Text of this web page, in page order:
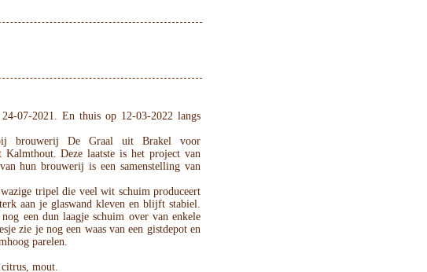
07-2021. En thuis op 12-03-2022 langs
brouwerij De Graal uit Brakel voor
Deze laatste is het project van
hun brouwerij is een samenstelling van
tripel die veel wit schuim produceert
aan je glaswand kleven en blijft stabiel.
een dun laagje schuim over van enkele
zie je nog een waas van een gistdepot en
parelen.
mout.